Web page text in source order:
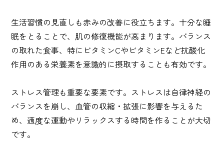
生活習慣の見直しも赤みの改善に役立ちます。十分な睡
眠をとることで、肌の修復機能が高まります。バランス
の取れた食事、特にビタミンCやビタミンEなど抗酸化
作用のある栄養素を意識的に摂取することも有効です。
ストレス管理も重要な要素です。ストレスは自律神経の
バランスを崩し、血管の収縮・拡張に影響を与えるた
め、適度な運動やリラックスする時間を作ることが大切
です。